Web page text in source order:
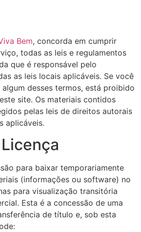
Bem, concorda em cumprir
todas as leis e regulamentos
que é responsável pelo
as leis locais aplicáveis. Se você
desses termos, está proibido
site. Os materiais contidos
pelas leis de direitos autorais
aplicáveis.
para baixar temporariamente
(informações ou software) no
para visualização transitória
Esta é a concessão de uma
de título e, sob esta